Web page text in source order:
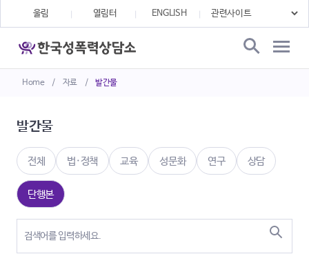
Home / 자료 / 발간물
울림 열림터 ENGLISH
발간물
전체 법·정책 교육 성문화 연구 상담
단행본